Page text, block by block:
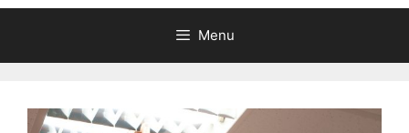
Menu